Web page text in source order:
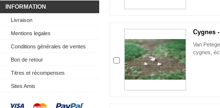
INFORMATION
Livraison
Mentions legales
Conditions générales de ventes
Bon de retour
Titres et récompenses
Sites Amis
Cygnes
Van
cygnes,